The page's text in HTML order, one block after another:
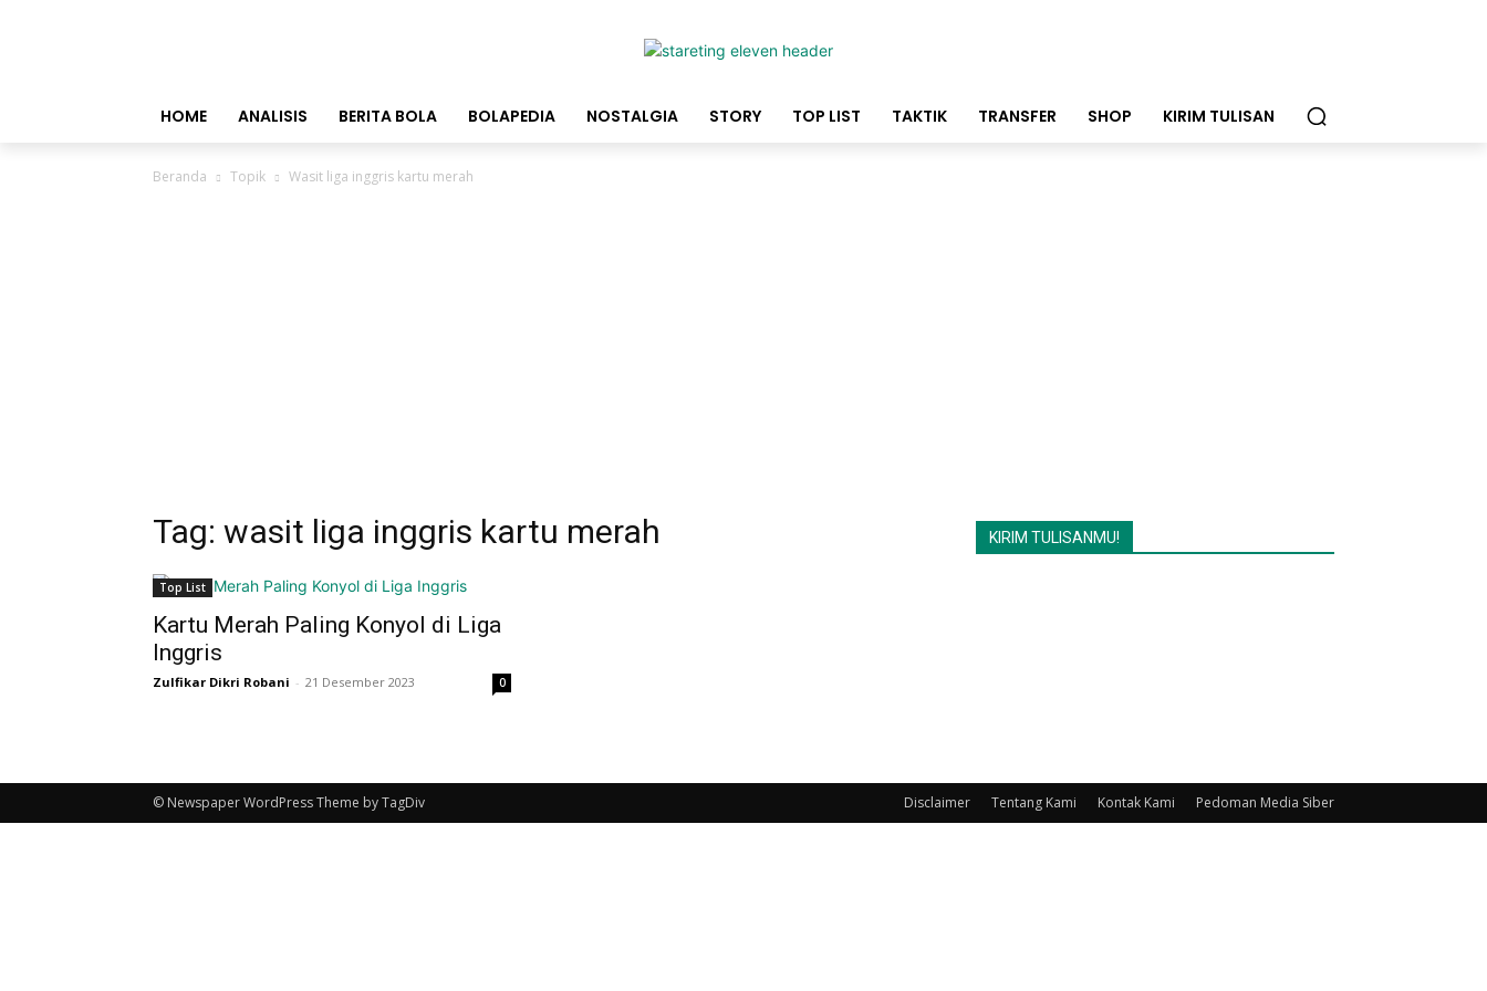
HOME ANALISIS BERITA BOLA BOLAPEDIA NOSTALGIA STORY TOP LIST TAKTIK TRANSFER SHOP KIRIM TULISAN
Beranda Topik Wasit liga inggris kartu merah
Tag: wasit liga inggris kartu merah
Top List
Kartu Merah Paling Konyol di Liga
Inggris
Zulfikar Dikri Robani - 21 Desember 2023 0
KIRIM TULISANMU!
Disclaimer Tentang Kami Kontak Kami Pedoman Media Siber
© Newspaper WordPress Theme by TagDiv